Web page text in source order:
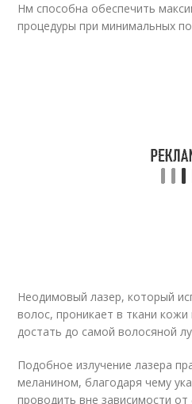
Нм способна обеспечить
процедуры при минимальных
Неодимовый лазер, который
волос, проникает в ткани
достать до самой волосяной
Подобное излучение лазера
меланином, благодаря чему
проводить вне зависимости